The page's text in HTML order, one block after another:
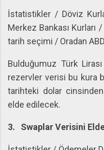
İstatistikler / Döviz
Merkez Bankası Kurları
tarih seçimi / Oradan
Bulduğumuz Türk
rezervler verisi bu kura
tarihteki dolar
elde edilecek.
3. Swaplar Verisini